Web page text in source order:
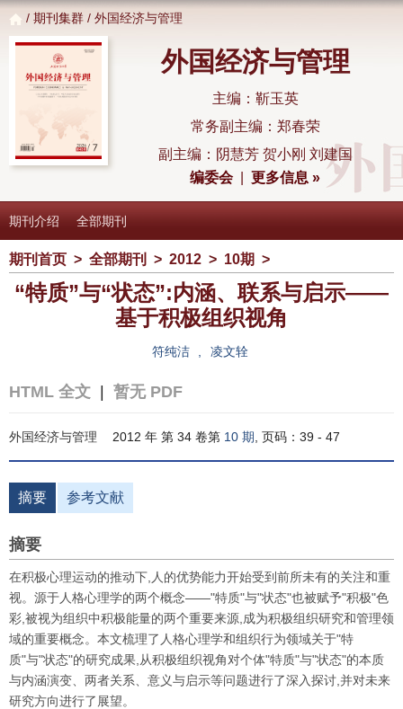
/ 期刊集群 / 外国经济与管理
外国经济与管理
主编：靳玉英
常务副主编：郑春荣
副主编：阴慧芳 贺小刚 刘建国
编委会|更多信息 »
期刊介绍 全部期刊
期刊首页 > 全部期刊 > 2012 > 10期 >
“特质”与“状态”:内涵、联系与启示——
基于积极组织视角
符纯洁 凌文辁
HTML 全文 暂无 PDF
外国经济与管理 2012 年 第 34 卷第 10 期 , 页码：39 - 47
摘要 参考文献
摘要
在积极心理运动的推动下,人的优势能力开始受到前所未有的关注和重
视。源于人格心理学的两个概念——"特质"与"状态"也被赋予"积极"色
彩,被视为组织中积极能量的两个重要来源,成为积极组织研究和管理领
域的重要概念。本文梳理了人格心理学和组织行为领域关于"特
质"与"状态"的研究成果,从积极组织视角对个体"特质"与"状态"的本质
与内涵演变、两者关系、意义与启示等问题进行了深入探讨,并对未来
研究方向进行了展望。